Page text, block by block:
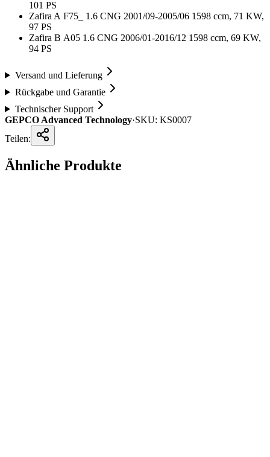
101 PS
Zafira A F75_ 1.6 CNG 2001/09-2005/06 1598 ccm, 71 KW,
97 PS
Zafira B A05 1.6 CNG 2006/01-2016/12 1598 ccm, 69 KW,
94 PS
Versand und Lieferung
Rückgabe und Garantie
Technischer Support
GEPCO Advanced Technology·SKU: KS0007
Teilen:
Ähnliche Produkte